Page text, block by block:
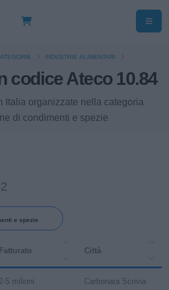
codice Ateco 10.84
Italia organizzate nella categoria
di condimenti e spezie
INDUSTRIE ALIMENTARI
e spezie
Fatturato Città
2-5 milioni Carbonara Scrivia